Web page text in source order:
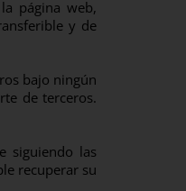
página web,
y de
bajo ningún
de terceros.
siguiendo las
recuperar su